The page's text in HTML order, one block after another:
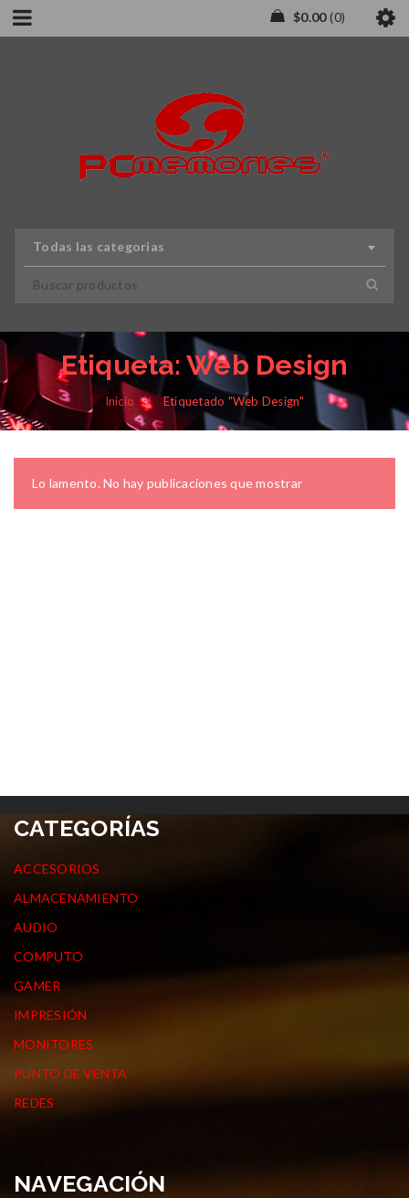
$0.00 0
Todas las categorias
Etiqueta: Web Design
Inicio / Etiquetado "Web Design"
Lo lamento. No hay publicaciones que mostrar
CATEGORÍAS
ACCESORIOS
ALMACENAMIENTO
AUDIO
COMPUTO
GAMER
IMPRESIÓN
MONITORES
PUNTO DE VENTA
REDES
NAVEGACIÓN